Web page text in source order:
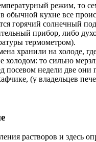
режим, то
обычной кухне все
горячий солнечный
прибор, либо
термометром).
хранили на холоде,
холодом: то сильно
посевом недели две они
(у владельцев
растворов и здесь